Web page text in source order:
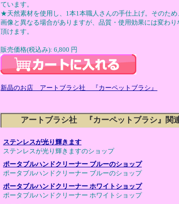
ています。
★天然素材を使用し、1本1本職人さんの手仕上げ。そのた
画像と異なる場合がありますが、品質・使用効果には変わり
頂けます。
販売価格(税込み): 6,800 円
新晶のお店 アートブラシ社 『カーペットブラシ』
アートブラシ社 『カーペットブラシ』関
ステンレスが光り輝きます
ステンレスが光り輝きますのショップ
ポータブルハンドクリーナー ブルーのショップ
ポータブルハンドクリーナー ブルーのショップ
ポータブルハンドクリーナー ホワイトショップ
ポータブルハンドクリーナー ホワイトショップ